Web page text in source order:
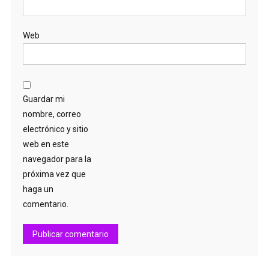
Web
Guardar mi
nombre, correo
electrónico y sitio
web en este
navegador para la
próxima vez que
haga un
comentario.